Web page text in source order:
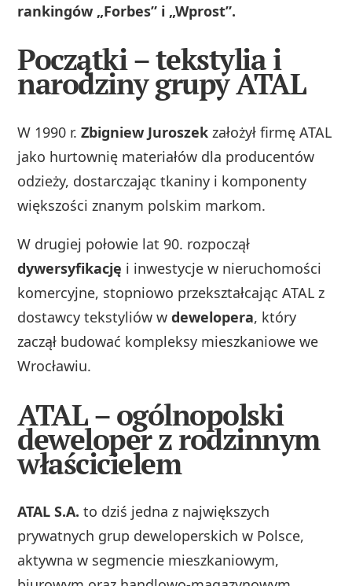
rankingów „Forbes” i „Wprost”.
Początki – tekstylia i
narodziny grupy ATAL
W 1990 r.Zbigniew Juroszek założył firmę ATAL
jako hurtownię materiałów dla producentów
odzieży, dostarczając tkaniny i komponenty
większości znanym polskim markom.
W drugiej połowie lat 90. rozpoczął
dywersyfikację i inwestycje w nieruchomości
komercyjne, stopniowo przekształcając ATAL z
dostawcy tekstyliów wdewelopera, który
zaczął budować kompleksy mieszkaniowe we
Wrocławiu.
ATAL – ogólnopolski
deweloper z rodzinnym
właścicielem
ATAL S.A. to dziś jedna z największych
prywatnych grup deweloperskich w Polsce,
aktywna w segmencie mieszkaniowym,